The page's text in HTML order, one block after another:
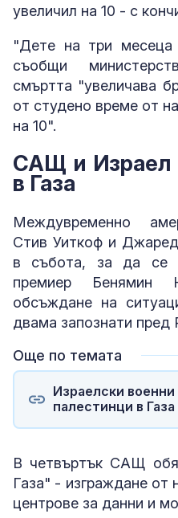
увеличил на 10 - с
"Дете на три месеца
съобщи
смъртта "увеличава
от студено време от
на 10".
САЩ и Израел
в Газа
Междувременно
Стив Уиткоф и
в събота, за да се
премиер Бенямин
обсъждане на
двама запознати пред
Още по темата
Израелски
палестинци в Газа
В четвъртък САЩ
Газа" - изграждане от
центрове за данни и